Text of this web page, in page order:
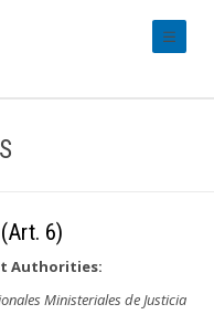
6)
Authorities:
Ministeriales de Justicia